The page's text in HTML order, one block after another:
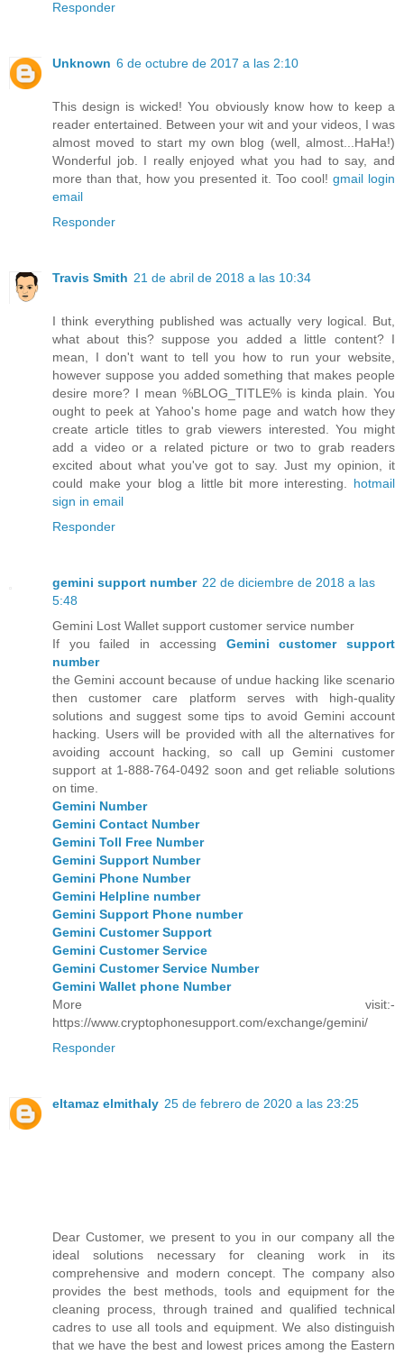
Responder
Unknown 6 de octubre de 2017 a las 2:10
This design is wicked! You obviously know how to keep a
reader entertained. Between your wit and your videos, I was
almost moved to start my own blog (well, almost...HaHa!)
Wonderful job. I really enjoyed what you had to say, and
more than that, how you presented it. Too cool! gmail login
email
Responder
Travis Smith 21 de abril de 2018 a las 10:34
I think everything published was actually very logical. But,
what about this? suppose you added a little content? I
mean, I don't want to tell you how to run your website,
however suppose you added something that makes people
desire more? I mean %BLOG_TITLE% is kinda plain. You
ought to peek at Yahoo's home page and watch how they
create article titles to grab viewers interested. You might
add a video or a related picture or two to grab readers
excited about what you've got to say. Just my opinion, it
could make your blog a little bit more interesting. hotmail
sign in email
Responder
gemini support number 22 de diciembre de 2018 a las
5:48
Gemini Lost Wallet support customer service number
If you failed in accessing Gemini customer support
number
the Gemini account because of undue hacking like scenario
then customer care platform serves with high-quality
solutions and suggest some tips to avoid Gemini account
hacking. Users will be provided with all the alternatives for
avoiding account hacking, so call up Gemini customer
support at 1-888-764-0492 soon and get reliable solutions
on time.
Gemini Number
Gemini Contact Number
Gemini Toll Free Number
Gemini Support Number
Gemini Phone Number
Gemini Helpline number
Gemini Support Phone number
Gemini Customer Support
Gemini Customer Service
Gemini Customer Service Number
Gemini Wallet phone Number
More visit:-
https://www.cryptophonesupport.com/exchange/gemini/
Responder
eltamaz elmithaly 25 de febrero de 2020 a las 23:25
Dear Customer, we present to you in our company all the
ideal solutions necessary for cleaning work in its
comprehensive and modern concept. The company also
provides the best methods, tools and equipment for the
cleaning process, through trained and qualified technical
cadres to use all tools and equipment. We also distinguish
that we have the best and lowest prices among the Eastern